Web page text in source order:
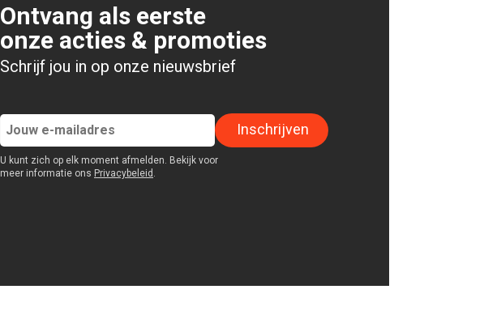
Ontvang als eerste
onze acties & promoties
Schrijf jou in op onze nieuwsbrief
Inschrijven
U kunt zich op elk moment afmelden. Bekijk voor
meer informatie ons Privacybeleid .